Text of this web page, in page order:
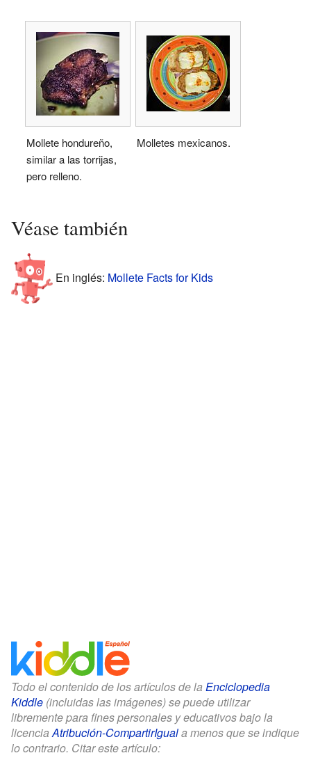
Mollete hondureño,
similar a las torrijas,
pero relleno.
Molletes mexicanos.
Véase también
En inglés: Mollete Facts for Kids
Todo el contenido de los artículos de la Enciclopedia
Kiddle (incluidas las imágenes) se puede utilizar
libremente para fines personales y educativos bajo la
licenciaAtribución-CompartirIguala menos que se indique
lo contrario. Citar este artículo: